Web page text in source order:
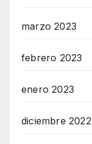
marzo 2023
febrero 2023
enero 2023
diciembre 2022